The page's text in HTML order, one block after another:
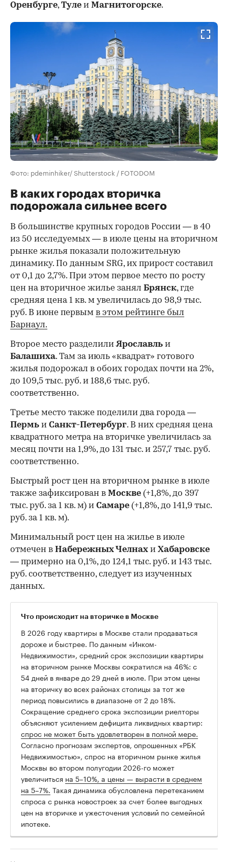
Оренбурге,Туле и Магнитогорске.
Фото: pdeminhiker/ Shutterstock / FOTODOM
В каких городах вторичка
подорожала сильнее всего
В большинстве крупных городов России — в 40
из 50 исследуемых — в июле цены на вторичном
рынке жилья показали положительную
динамику. По данным SRG, их прирост составил
от 0,1 до 2,7%. При этом первое место по росту
цен на вторичное жилье занял Брянск, где
средняя цена 1 кв. м увеличилась до 98,9 тыс.
руб. В июне первым в этом рейтинге был
Барнаул.
Второе место разделилиЯрославль и
Балашиха. Там за июль «квадрат» готового
жилья подорожал в обоих городах почти на 2%,
до 109,5 тыс. руб. и 188,6 тыс. руб.
соответственно.
Третье место также поделили два города —
Пермь и Санкт-Петербург. В них средняя цена
квадратного метра на вторичке увеличилась за
месяц почти на 1,9%, до 131 тыс. и 257,7 тыс. руб.
соответственно.
Быстрый рост цен на вторичном рынке в июле
также зафиксирован в Москве (+1,8%, до 397
тыс. руб. за 1 кв. м) и Самаре (+1,8%, до 141,9 тыс.
руб. за 1 кв. м).
Минимальный рост цен на жилье в июле
отмечен в Набережных Челнах и Хабаровске
— примерно на 0,1%, до 124,1 тыс. руб. и 143 тыс.
руб. соответственно, следует из изученных
данных.
Что происходит на вторичке в Москве
В 2026 году квартиры в Москве стали продаваться
дороже и быстрее. По данным «Инком-
Недвижимости», средний срок экспозиции квартиры
на вторичном рынке Москвы сократился на 46%: с
54 дней в январе до 29 дней в июле. При этом цены
на вторичку во всех районах столицы за тот же
период повысились в диапазоне от 2 до 18%.
Сокращение среднего срока экспозиции риелторы
объясняют усилением дефицита ликвидных квартир:
спрос не может быть удовлетворен в полной мере.
Согласно прогнозам экспертов, опрошенных «РБК
Недвижимостью», спрос на вторичном рынке жилья
Москвы во втором полугодии 2026-го может
увеличиться на 5–10%, а цены — вырасти в среднем
на 5–7%. Такая динамика обусловлена перетеканием
спроса с рынка новостроек за счет более выгодных
цен на вторичке и ужесточения условий по семейной
ипотеке.